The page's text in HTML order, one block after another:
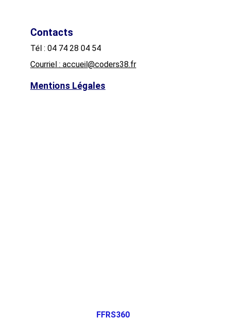
Contacts
Tél : 04 74 28 04 54
Courriel : accueil@coders38.fr
Mentions Légales
FFRS360